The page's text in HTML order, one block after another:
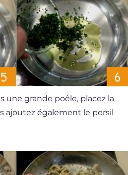
une grande poêle, placez la
ajoutez également le persil